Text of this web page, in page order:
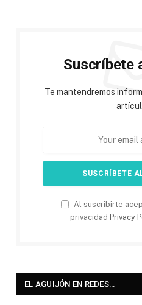
Suscríbete
Te mantendremos
Al suscribirte
privacidad Privacy
EL AGUIJÓN EN REDES…